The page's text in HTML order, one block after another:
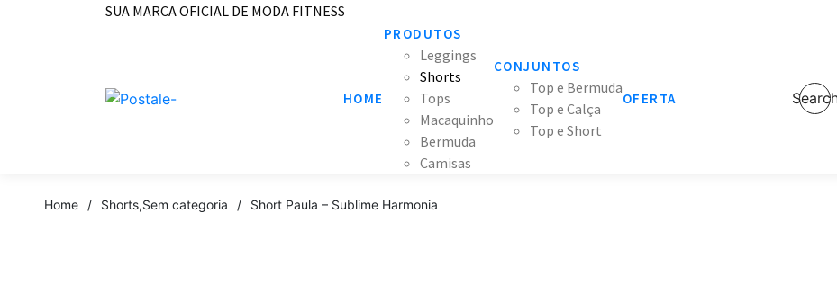
SUA MARCA OFICIAL DE MODA FITNESS
HOME
PRODUTOS
Leggings
Shorts
Tops
Macaquinho
Bermuda
Camisas
CONJUNTOS
Top e Bermuda
Top e Calça
Top e Short
OFERTA
Home / Shorts,Sem categoria / Short Paula – Sublime Harmonia